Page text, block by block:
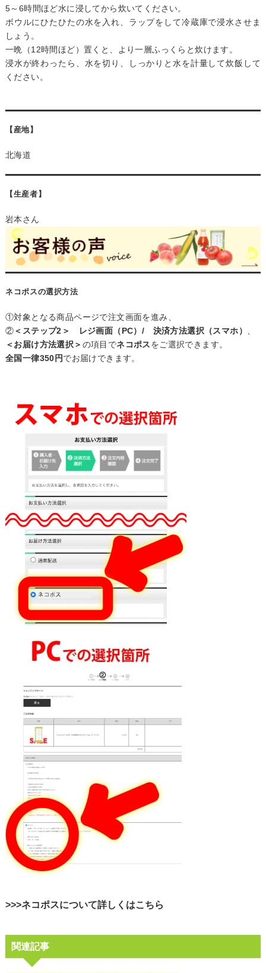
5～6時間ほど水に浸してから炊いてください。
ボウルにひたひたの水を入れ、ラップをして冷蔵庫で浸水させま
しょう。
一晩（12時間ほど）置くと、より一層ふっくらと炊けます。
浸水が終わったら、水を切り、しっかりと水を計量して炊飯して
ください。
【産地】
北海道
【生産者】
岩本さん
ネコポスの選択方法
①対象となる商品ページで注文画面を進み、
②＜ステップ2＞ レジ画面（PC）/ 決済方法選択（スマホ）
＜お届け方法選択＞ の項目でネコポスをご選択できます。
全国一律350円でお届けできます。
>>>ネコポスについて詳しくはこちら
関連記事